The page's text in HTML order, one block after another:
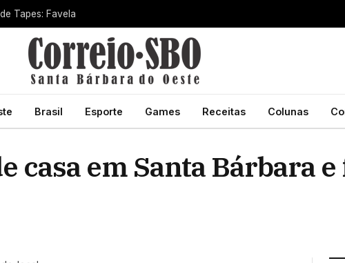
Tapes: Favela
Brasil Esporte Games Receitas Colunas
em Santa Bárbara e